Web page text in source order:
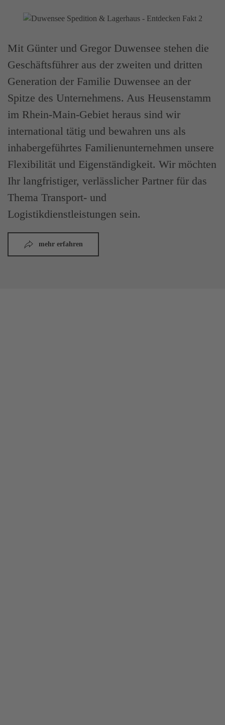
Mit Günter und Gregor Duwensee stehen die
Geschäftsführer aus der zweiten und dritten
Generation der Familie Duwensee an der
Spitze des Unternehmens. Aus Heusenstamm
im Rhein-Main-Gebiet heraus sind wir
international tätig und bewahren uns als
inhabergeführtes Familienunternehmen unsere
Flexibilität und Eigenständigkeit. Wir möchten
Ihr langfristiger, verlässlicher Partner für das
Thema Transport- und
Logistikdienstleistungen sein.
mehr erfahren